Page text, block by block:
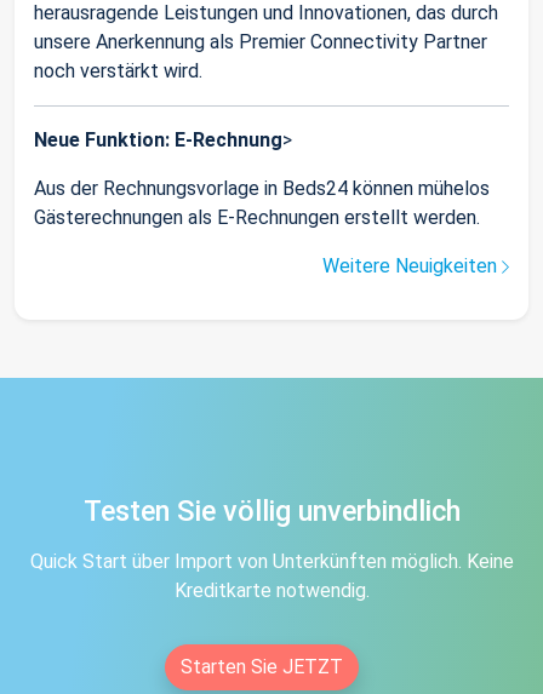
herausragende Leistungen und Innovationen, das durch
unsere Anerkennung als Premier Connectivity Partner
noch verstärkt wird.
Neue Funktion: E-Rechnung>
Aus der Rechnungsvorlage in Beds24 können mühelos
Gästerechnungen als E-Rechnungen erstellt werden.
Weitere Neuigkeiten
Testen Sie völlig unverbindlich
Quick Start über Import von Unterkünften möglich. Keine
Kreditkarte notwendig.
Starten Sie JETZT